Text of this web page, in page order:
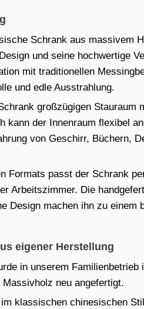
Schrank aus massivem
und seine hochwertige
mit traditionellen
und edle Ausstrahlung.
großzügigen Stauraum
kann der Innenraum flexibel
von Geschirr, Büchern,
Formats passt der Schrank
Arbeitszimmer. Die
Design machen ihn zu einem
eigener Herstellung
in unserem Familienbetrieb
neu angefertigt.
klassischen chinesischen